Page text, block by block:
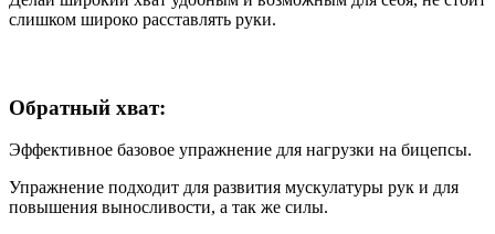
слишком широко расставлять руки.
Обратный хват:
Эффективное базовое упражнение для нагрузки на бицепсы.
Упражнение подходит для развития мускулатуры рук и для
повышения выносливости, а так же силы.